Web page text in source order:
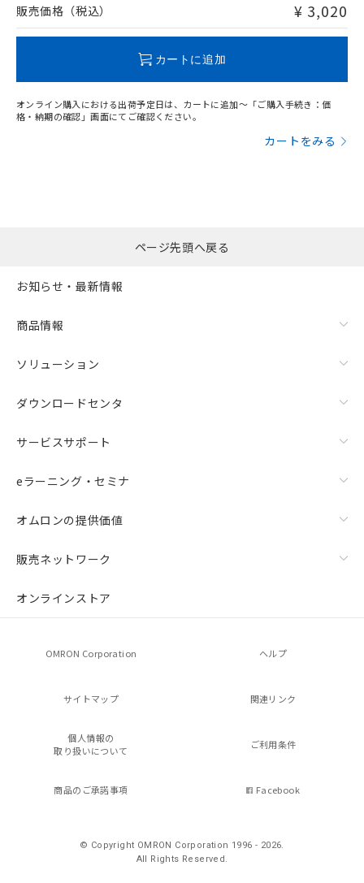
問い合わせください。
販売価格（税込） ¥ 3,020
カートに追加
オンライン購入における出荷予定日は、カートに追加～「ご購入手続き：価
格・納期の確認」画面にてご確認ください。
カートをみる
ページ先頭へ戻る
お知らせ・最新情報
商品情報
ソリューション
ダウンロードセンタ
サービスサポート
eラーニング・セミナ
オムロンの提供価値
販売ネットワーク
オンラインストア
OMRON Corporation ヘルプ
サイトマップ 関連リンク
個人情報の
取り扱いについて
ご利用条件
商品のご承諾事項 Facebook
© Copyright OMRON Corporation 1996 - 2026.
All Rights Reserved.